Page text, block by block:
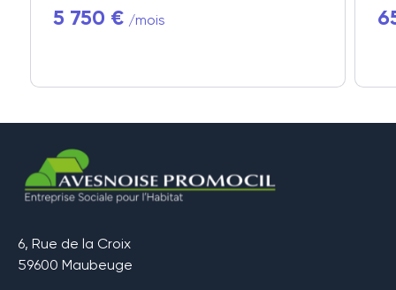
5 750 € /mois
6, Rue de la Croix
59600 Maubeuge